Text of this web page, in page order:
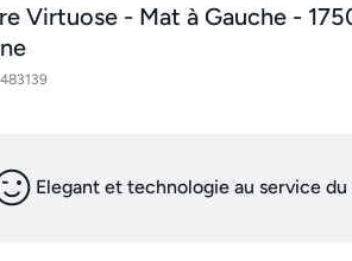
Virtuose - Mat à Gauche -
Elegant et technologie au service